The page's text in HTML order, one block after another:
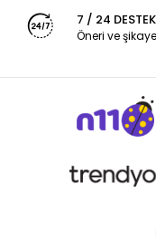
7 / 24 DESTEK
Öneri ve